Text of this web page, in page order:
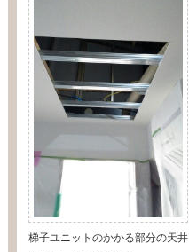
梯子ユニットのかかる部分の天井